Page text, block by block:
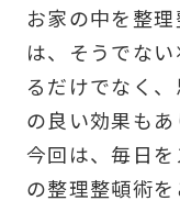
お家の中を整
は、そうでな
るだけでなく
の良い効果もあ
今回は、毎日
の整理整頓術